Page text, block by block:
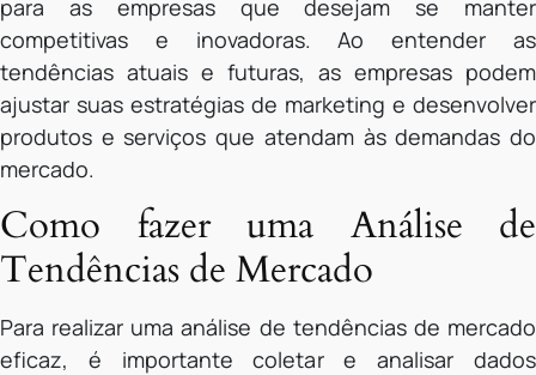
para as empresas que desejam se manter
competitivas e inovadoras. Ao entender as
tendências atuais e futuras, as empresas podem
ajustar suas estratégias de marketing e desenvolver
produtos e serviços que atendam às demandas do
mercado.
Como fazer uma Análise de
Tendências de Mercado
Para realizar uma análise de tendências de mercado
eficaz, é importante coletar e analisar dados